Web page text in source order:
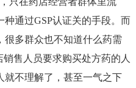
通过GSP认证关的手段。而
很多群众也不知道什么药需
售人员要求购买处方药的人
就不理解了，甚至一气之下